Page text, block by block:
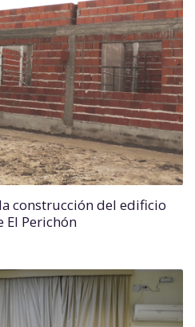
construcción del edificio
El Perichón